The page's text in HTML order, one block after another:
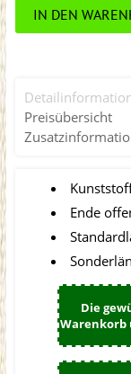
IN DEN
Preisübersicht
Ende
Die